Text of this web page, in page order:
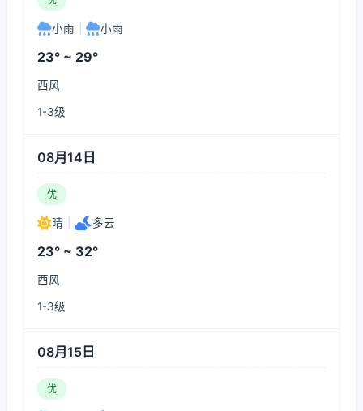
小雨 小雨
23° ~ 29°
西风
1-3级
08月14日
优
晴 多云
23° ~ 32°
西风
1-3级
08月15日
优